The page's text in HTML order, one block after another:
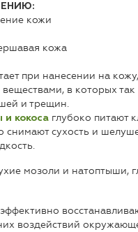
кожи
кожа
при нанесении на
в которых
и трещин.
и кокосаглубоко питают
снимают сухость и
мозоли и натоптыши,
эффективно
воздействий